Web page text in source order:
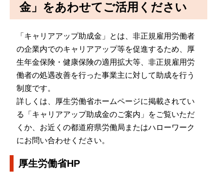
金」をあわせてご活用ください
「キャリアアップ助成金」とは、非正規雇用労働者
の企業内でのキャリアアップ等を促進するため、厚
生年金保険・健康保険の適用拡大等、非正規雇用労
働者の処遇改善を行った事業主に対して助成を行う
制度です。
詳しくは、厚生労働省ホームページに掲載されてい
る「キャリアアップ助成金のご案内」をご覧いただ
くか、お近くの都道府県労働局またはハローワーク
にお問い合わせください。
厚生労働省HP